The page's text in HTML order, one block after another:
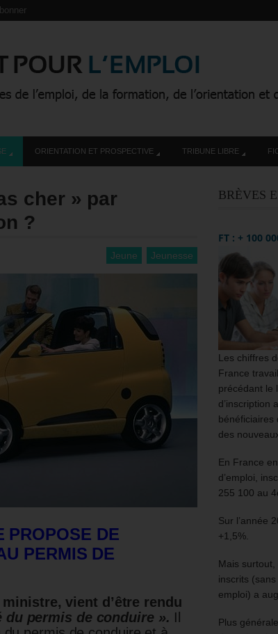
ORIENTATION ET PROSPECTIVE TRIBUNE LIBRE
cher » par
?
Jeune Jeunesse
PROPOSE DE
PERMIS DE
ministre, vient d’être rendu
permis de conduire ». Il
BRÈVES
FT : + 100
Les chiffres
France
précédant le
d’inscription
bénéficiaires
des
En France
d’emploi,
255 100 au
Sur l’année
+1,5%.
Mais
inscrits
emploi) a
Plus